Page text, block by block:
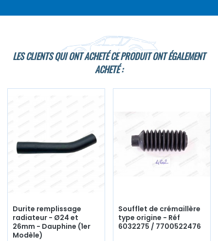
LES CLIENTS QUI ONT ACHETÉ CE PRODUIT ONT ÉGALEMENT
ACHETÉ :
Durite remplissage
radiateur - Ø24 et
26mm - Dauphine (1er
Modèle)
Soufflet de crémaillère
type origine - Réf
6032275 / 7700522476